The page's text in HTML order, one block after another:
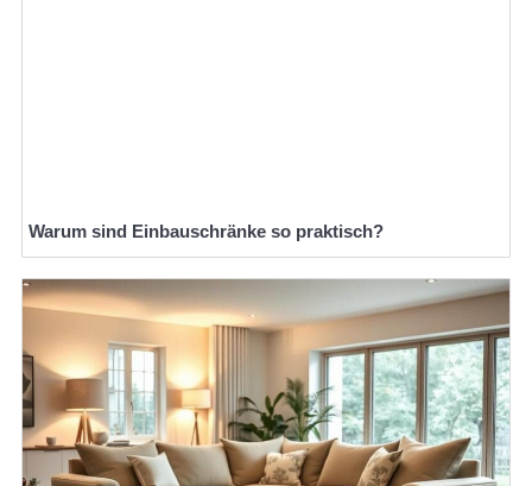
Warum sind Einbauschränke so praktisch?